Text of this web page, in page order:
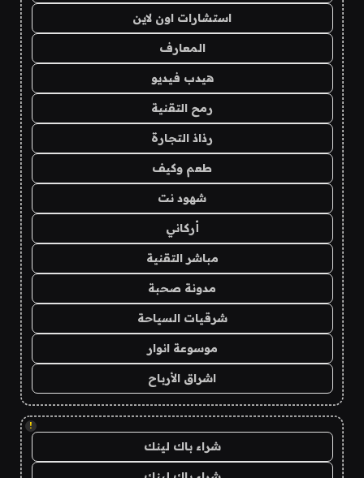
استشارات اون لاين
المعارف
هيدب فيديو
رمح التقنية
رذاذ التجارة
طعم وكيف
شهود نت
أركاني
مباشر التقنية
مدونة صحبة
شرقيات السياحة
موسوعة انوار
اشراق الأرباح
!
شراء باك لينك